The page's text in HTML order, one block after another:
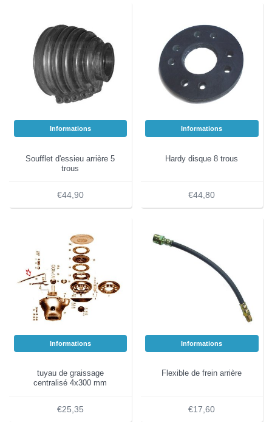
Informations
Soufflet d'essieu arrière 5
trous
€44,90
Informations
Hardy disque 8 trous
€44,80
Informations
tuyau de graissage
centralisé 4x300 mm
€25,35
Informations
Flexible de frein arrière
€17,60